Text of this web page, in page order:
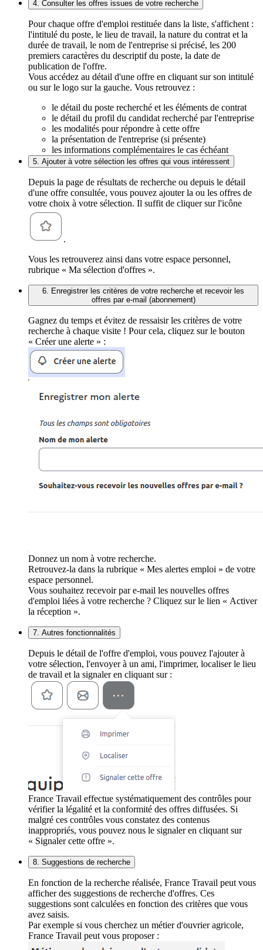
4. Consulter les offres issues de votre recherche
Pour chaque offre d'emploi restituée dans la liste, s'affichent :
l'intitulé du poste, le lieu de travail, la nature du contrat et la
durée de travail, le nom de l'entreprise si précisé, les 200
premiers caractères du descriptif du poste, la date de
publication de l'offre.
Vous accédez au détail d'une offre en cliquant sur son intitulé
ou sur le logo sur la gauche. Vous retrouvez :
le détail du poste recherché et les éléments de contrat
le détail du profil du candidat recherché par l'entreprise
les modalités pour répondre à cette offre
la présentation de l'entreprise (si présente)
les informations complémentaires le cas échéant
5. Ajouter à votre sélection les offres qui vous intéressent
Depuis la page de résultats de recherche ou depuis le détail
d'une offre consultée, vous pouvez ajouter la ou les offres de
votre choix à votre sélection. Il suffit de cliquer sur l'icône
.
Vous les retrouverez ainsi dans votre espace personnel,
rubrique « Ma sélection d'offres ».
6. Enregistrer les critères de votre recherche et recevoir les
offres par e-mail (abonnement)
Gagnez du temps et évitez de ressaisir les critères de votre
recherche à chaque visite ! Pour cela, cliquez sur le bouton
« Créer une alerte » :
Donnez un nom à votre recherche.
Retrouvez-la dans la rubrique « Mes alertes emploi » de votre
espace personnel.
Vous souhaitez recevoir par e-mail les nouvelles offres
d'emploi liées à votre recherche ? Cliquez sur le lien « Activer
la réception ».
7. Autres fonctionnalités
Depuis le détail de l'offre d'emploi, vous pouvez l'ajouter à
votre sélection, l'envoyer à un ami, l'imprimer, localiser le lieu
de travail et la signaler en cliquant sur :
France Travail effectue systématiquement des contrôles pour
vérifier la légalité et la conformité des offres diffusées. Si
malgré ces contrôles vous constatez des contenus
inappropriés, vous pouvez nous le signaler en cliquant sur
« Signaler cette offre ».
8. Suggestions de recherche
En fonction de la recherche réalisée, France Travail peut vous
afficher des suggestions de recherche d'offres. Ces
suggestions sont calculées en fonction des critères que vous
avez saisis.
Par exemple si vous cherchez un métier d'ouvrier agricole,
France Travail peut vous proposer :